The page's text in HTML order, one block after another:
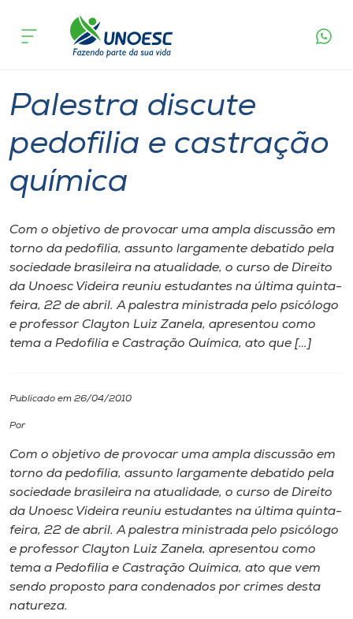
Cursos
Atendimento ao Estudante
Portal de Ensino
A
Internacionalização
Cultura
CPA
Biblioteca
acontece
Palestra discute
pedofilia e castração
química
Com o objetivo de provocar uma ampla discussão em
torno da pedofilia, assunto largamente debatido pela
sociedade brasileira na atualidade, o curso de Direito
da Unoesc Videira reuniu estudantes na última quinta-
feira, 22 de abril. A palestra ministrada pelo psicólogo
e professor Clayton Luiz Zanela, apresentou como
tema a Pedofilia e Castração Química, ato que […]
Publicado em 26/04/2010
Por
Com o objetivo de provocar uma ampla discussão em
torno da pedofilia, assunto largamente debatido pela
sociedade brasileira na atualidade, o curso de Direito
da Unoesc Videira reuniu estudantes na última quinta-
feira, 22 de abril. A palestra ministrada pelo psicólogo
e professor Clayton Luiz Zanela, apresentou como
tema a Pedofilia e Castração Química, ato que vem
sendo proposto para condenados por crimes desta
natureza.